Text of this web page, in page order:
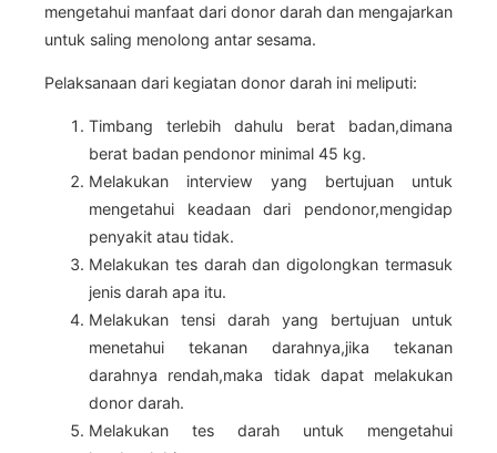
mengetahui manfaat dari donor darah dan mengajarkan
untuk saling menolong antar sesama.
Pelaksanaan dari kegiatan donor darah ini meliputi:
Timbang terlebih dahulu berat badan,dimana
berat badan pendonor minimal 45 kg.
Melakukan interview yang bertujuan untuk
mengetahui keadaan dari pendonor,mengidap
penyakit atau tidak.
Melakukan tes darah dan digolongkan termasuk
jenis darah apa itu.
Melakukan tensi darah yang bertujuan untuk
menetahui tekanan darahnya,jika tekanan
darahnya rendah,maka tidak dapat melakukan
donor darah.
Melakukan tes darah untuk mengetahui